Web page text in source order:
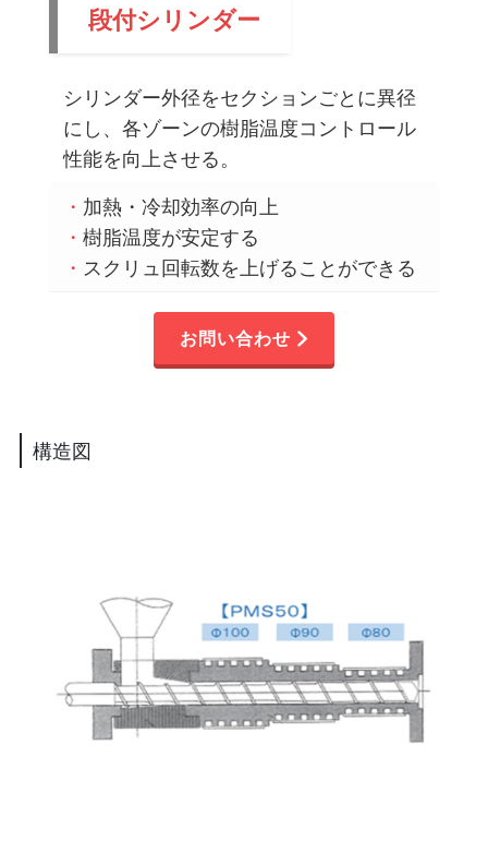
段付シリンダー
シリンダー外径をセクションごとに異径
にし、各ゾーンの樹脂温度コントロール
性能を向上させる。
・ 加熱・冷却効率の向上
・樹脂温度が安定する
・ スクリュ回転数を上げることができる
お問い合わせ
構造図